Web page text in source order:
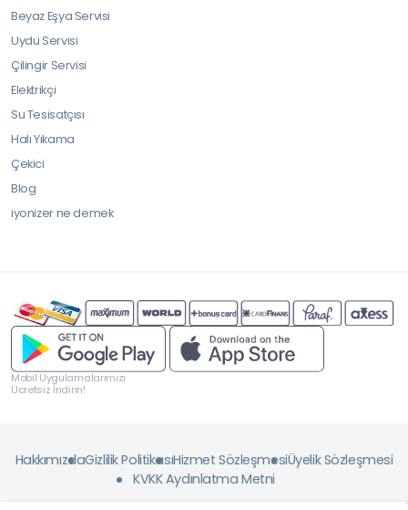
Beyaz Eşya Servisi
Uydu Servisi
Çilingir Servisi
Elektrikçi
Su Tesisatçısı
Halı Yıkama
Çekici
Blog
iyonizer ne demek
Mobil Uygulamalarımızı
Ücretsiz İndirin!
HakkımızdaGizlilik PolitikasıHizmet SözleşmesiÜyelik Sözleşmesi
KVKK Aydınlatma Metni